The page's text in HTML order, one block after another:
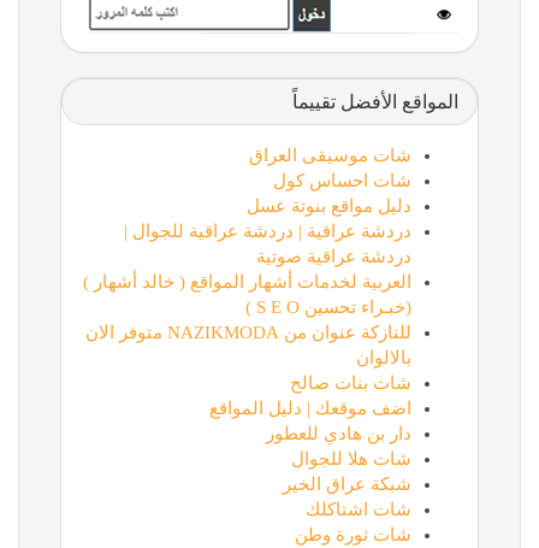
المواقع الأفضل تقييماً
شات موسيقى العراق
شات احساس كول
دليل مواقع بنوتة عسل
دردشة عراقية | دردشة عراقية للجوال |
دردشة عراقية صوتية
العربية لخدمات أشهار المواقع ( خالد أشهار )
(خبـراء تحسين S E O )
للنازكة عنوان من NAZIKMODA متوفر الان
بالالوان
شات بنات صالح
اضف موقعك | دليل المواقع
دار بن هادي للعطور
شات هلا للجوال
شبكة عراق الخير
شات اشتاكلك
شات ثورة وطن